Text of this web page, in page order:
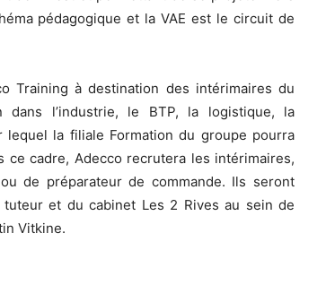
pédagogique et la VAE est le circuit de
Training à destination des intérimaires du
l’industrie, le BTP, la logistique, la
la filiale Formation du groupe pourra
ce cadre, Adecco recrutera les intérimaires,
de préparateur de commande. Ils seront
tuteur et du cabinet Les 2 Rives au sein de
Vitkine.